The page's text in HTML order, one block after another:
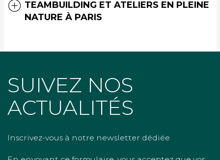
TEAMBUILDING ET ATELIERS EN PLEINE
NATURE À PARIS
SUIVEZ NOS
ACTUALITÉS
Inscrivez-vous à notre newsletter dédiée